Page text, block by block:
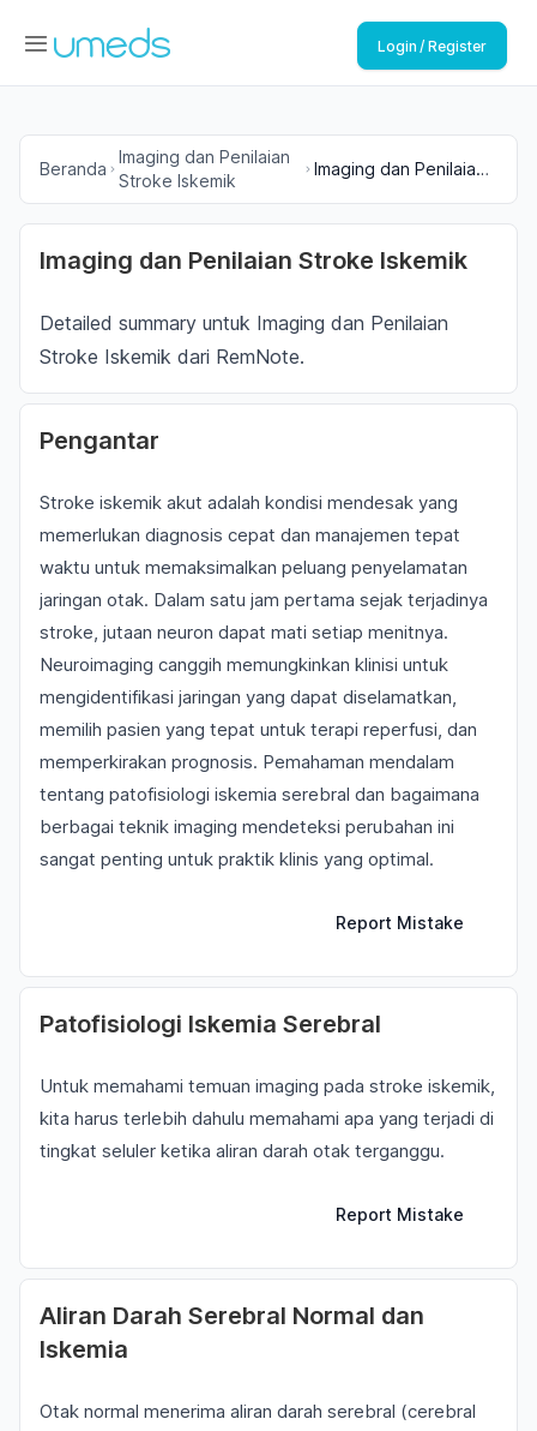
Login / Register
Beranda
Imaging dan Penilaian
Stroke Iskemik
Imaging dan Penilaian
Imaging dan Penilaian Stroke Iskemik
Detailed summary untuk Imaging dan Penilaian
Stroke Iskemik dari RemNote.
Pengantar
Stroke iskemik akut adalah kondisi mendesak yang
memerlukan diagnosis cepat dan manajemen tepat
waktu untuk memaksimalkan peluang penyelamatan
jaringan otak. Dalam satu jam pertama sejak terjadinya
stroke, jutaan neuron dapat mati setiap menitnya.
Neuroimaging canggih memungkinkan klinisi untuk
mengidentifikasi jaringan yang dapat diselamatkan,
memilih pasien yang tepat untuk terapi reperfusi, dan
memperkirakan prognosis. Pemahaman mendalam
tentang patofisiologi iskemia serebral dan bagaimana
berbagai teknik imaging mendeteksi perubahan ini
sangat penting untuk praktik klinis yang optimal.
Report Mistake
Patofisiologi Iskemia Serebral
Untuk memahami temuan imaging pada stroke iskemik,
kita harus terlebih dahulu memahami apa yang terjadi di
tingkat seluler ketika aliran darah otak terganggu.
Report Mistake
Aliran Darah Serebral Normal dan
Iskemia
Otak normal menerima aliran darah serebral (cerebral